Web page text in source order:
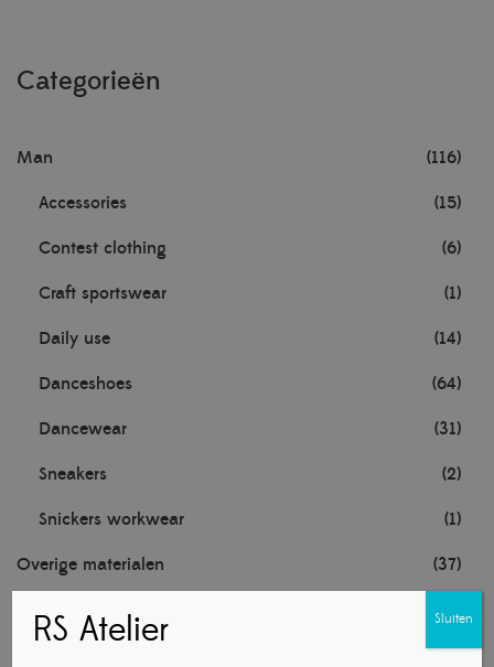
Categorieën
Man (116)
Accessories (15)
Contest clothing (6)
Craft sportswear (1)
Daily use (14)
Danceshoes (64)
Dancewear (31)
Sneakers (2)
Snickers workwear (1)
Overige materialen (37)
Knipex handgereedschap (1)
(1)
RS Atelier Sluiten